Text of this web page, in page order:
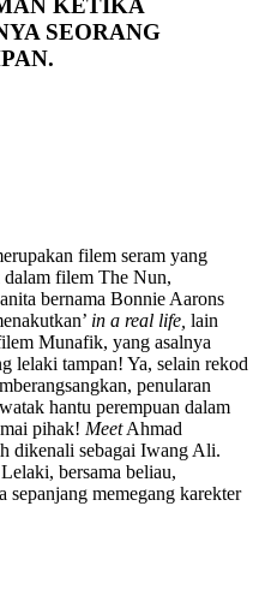
KETIKA
SEORANG
filem seram yang
filem The Nun,
bernama Bonnie Aarons
in a real life, lain
Munafik, yang asalnya
lelaki tampan! Ya, selain rekod
penularan
hantu perempuan dalam
pihak! MeetAhmad
dikenali sebagai Iwang Ali.
bersama beliau,
memegang karekter